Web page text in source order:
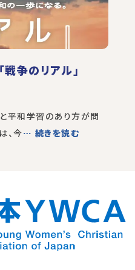
争のリアル」
平和学習のあり方が問
、今… 続きを読む